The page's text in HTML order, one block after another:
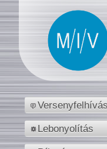
Versenyfelhívás
Lebonyolítás